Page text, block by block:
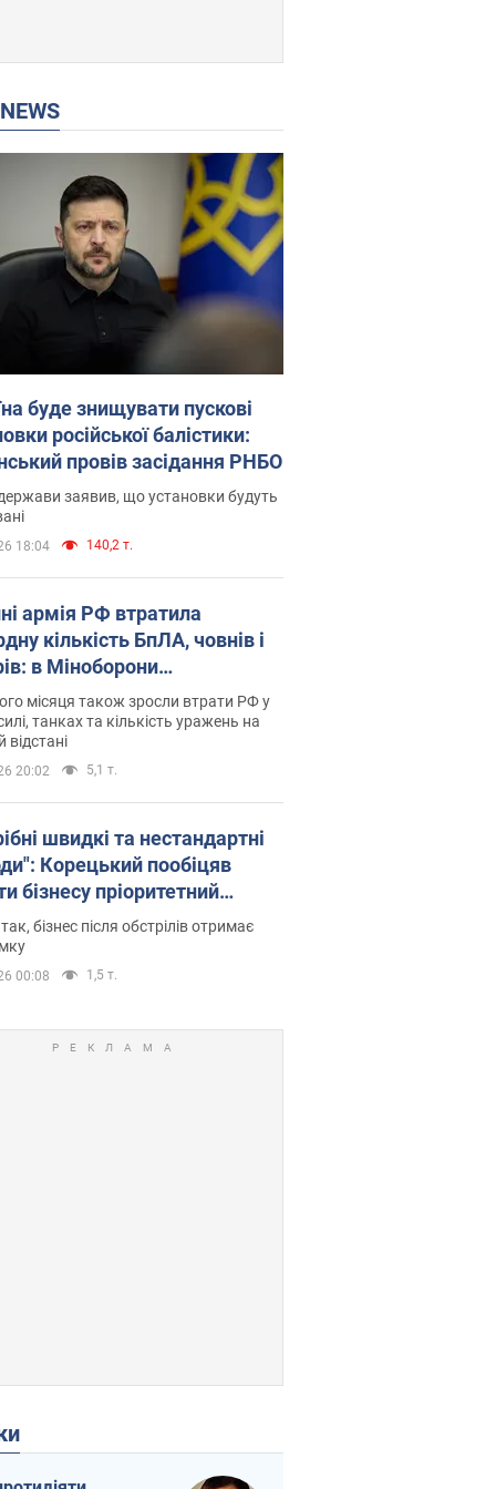
NEWS
буде знищувати пускові
російської балістики:
провів засідання РНБО
заявив, що установки будуть
18:04 140,2 т.
армія РФ втратила
кількість БпЛА, човнів і
в Міноборони
статистику
місяця також зросли втрати РФ у
танках та кількість уражень на
відстані
20:02 5,1 т.
швидкі та нестандартні
Корецький пообіцяв
бізнесу пріоритетний
до наявних складських
бізнес після обстрілів отримає
00:08 1,5 т.